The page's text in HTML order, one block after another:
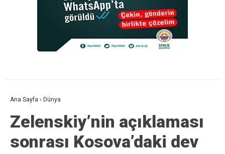
Ana Sayfa › Dünya
Zelenskiy’nin açıklaması
sonrası Kosova’daki dev